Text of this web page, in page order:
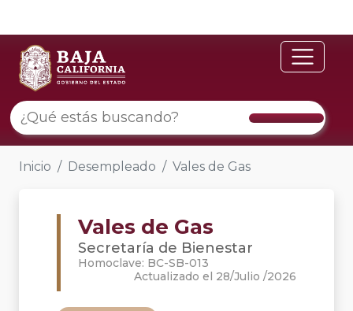
Inicio Desempleado Vales de Gas
Vales de Gas
Secretaría de Bienestar
Homoclave: BC-SB-013
Actualizado el 28/Julio /2026